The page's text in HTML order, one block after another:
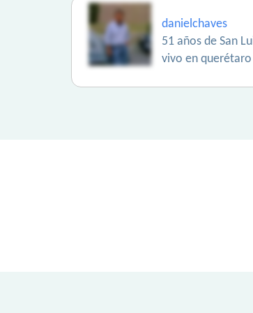
danielchaves
51 años de San
vivo en